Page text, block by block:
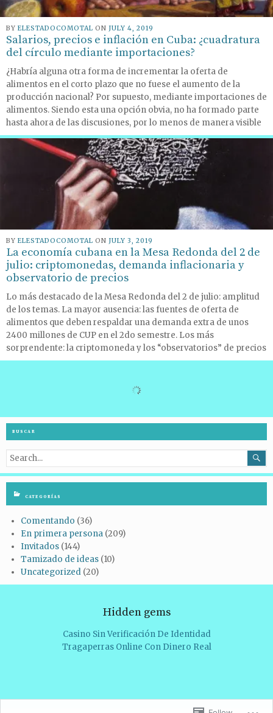
BY ELESTADOCOMOTAL ON JULY 4, 2019
Salarios, precios e inflación en Cuba: ¿cuadratura
del círculo mediante importaciones?
¿Habría alguna otra forma de incrementar la oferta de
alimentos en el corto plazo que no fuese el aumento de la
producción nacional? Por supuesto, mediante importaciones de
alimentos. Siendo esta una opción obvia, no ha formado parte
hasta ahora de las discusiones, por lo menos de manera visible
BY ELESTADOCOMOTAL ON JULY 3, 2019
La economía cubana en la Mesa Redonda del 2 de
julio: criptomonedas, demanda inflacionaria y
observatorio de precios
Lo más destacado de la Mesa Redonda del 2 de julio: amplitud
de los temas. La mayor ausencia: las fuentes de oferta de
alimentos que deben respaldar una demanda extra de unos
2400 millones de CUP en el 2do semestre. Los más
sorprendente: la criptomoneda y los “observatorios” de precios
BUSCAR

CATEGORÍAS
Comentando (36)
En primera persona (209)
Invitados (144)
Tamizado de ideas (10)
Uncategorized (20)
Hidden gems
Casino Sin Verificación De Identidad
Tragaperras Online Con Dinero Real